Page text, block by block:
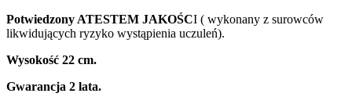
Potwiedzony ATESTEM JAKOŚCI ( wykonany z surowców
likwidujących ryzyko wystąpienia uczuleń).
Wysokość 22 cm.
Gwarancja 2 lata.